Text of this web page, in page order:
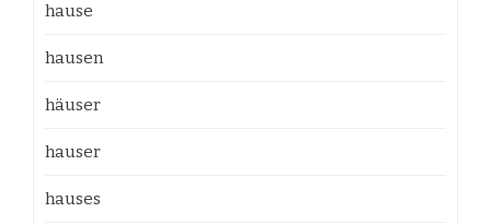
hause
hausen
häuser
hauser
hauses